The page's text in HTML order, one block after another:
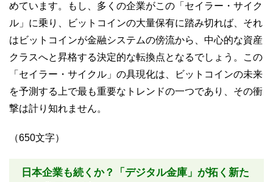
めています。もし、多くの企業がこの「セイラー・サイク
ル」に乗り、ビットコインの大量保有に踏み切れば、それ
はビットコインが金融システムの傍流から、中心的な資産
クラスへと昇格する決定的な転換点となるでしょう。この
「セイラー・サイクル」の具現化は、ビットコインの未来
を予測する上で最も重要なトレンドの一つであり、その衝
撃は計り知れません。
（650文字）
日本企業も続くか？「デジタル金庫」が拓く新た